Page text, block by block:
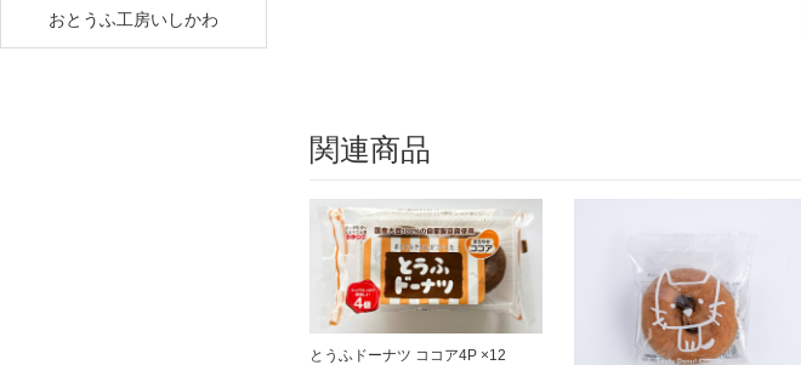
おとうふ工房いしかわ
関連商品
とうふドーナツ ココア4P ×12